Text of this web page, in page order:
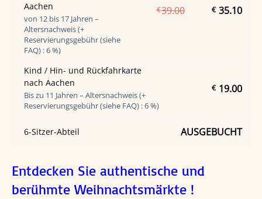
Aachen
von 12 bis 17 Jahren –
Altersnachweis (+
Reservierungsgebühr (siehe
FAQ) : 6 %)
€39.00 € 35.10
Kind / Hin- und Rückfahrkarte
nach Aachen
Bis zu 11 Jahren – Altersnachweis (+
Reservierungsgebühr (siehe FAQ) : 6 %)
€ 19.00
6-Sitzer-Abteil AUSGEBUCHT
Entdecken Sie authentische und
berühmte Weihnachtsmärkte !